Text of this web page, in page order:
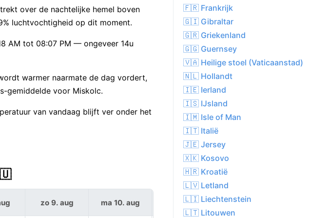
over de nachtelijke hemel boven
luchtvochtigheid op dit moment.
AM tot 08:07 PM — ongeveer 14u
warmer naarmate de dag vordert,
gemiddelde voor Miskolc.
van vandaag blijft ver onder het
zo 9. aug ma 10. aug di 11. aug
🇫🇷 Frankrijk
🇬🇮 Gibraltar
🇬🇷 Griekenland
🇬🇬 Guernsey
🇻🇦 Heilige stoel (Vaticaanstad)
🇳🇱 Hollandt
🇮🇪 Ierland
🇮🇸 IJsland
🇮🇲 Isle of Man
🇮🇹 Italië
🇯🇪 Jersey
🇽🇰 Kosovo
🇭🇷 Kroatië
🇱🇻 Letland
🇱🇮 Liechtenstein
🇱🇹 Litouwen